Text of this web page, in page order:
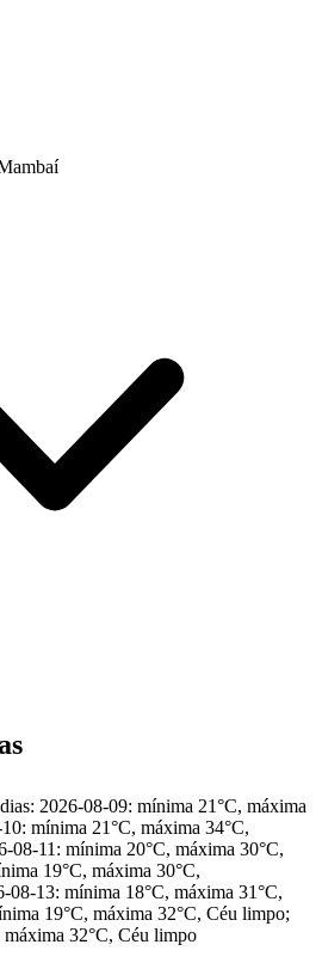
2026-08-09: mínima 21°C, máxima
mínima 21°C, máxima 34°C,
08-11: mínima 20°C, máxima 30°C,
19°C, máxima 30°C,
08-13: mínima 18°C, máxima 31°C,
19°C, máxima 32°C, Céu limpo;
32°C, Céu limpo